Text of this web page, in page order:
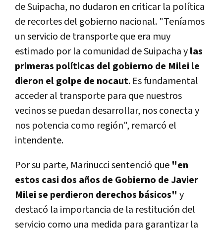
de Suipacha, no dudaron en criticar la política
de recortes del gobierno nacional. "Teníamos
un servicio de transporte que era muy
estimado por la comunidad de Suipacha ylas
primeras políticas del gobierno de Milei le
dieron el golpe de nocaut. Es fundamental
acceder al transporte para que nuestros
vecinos se puedan desarrollar, nos conecta y
nos potencia como región", remarcó el
intendente.
Por su parte, Marinucci sentenció que "en
estos casi dos años de Gobierno de Javier
Milei se perdieron derechos básicos" y
destacó la importancia de la restitución del
servicio como una medida para garantizar la